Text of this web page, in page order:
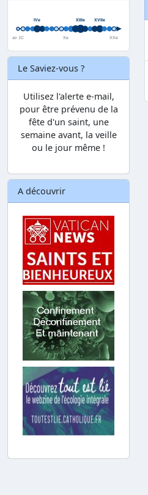
Le Saviez-vous ?
Utilisez l'alerte e-mail,
pour être prévenu de la
fête d'un saint, une
semaine avant, la veille
ou le jour même !
A découvrir